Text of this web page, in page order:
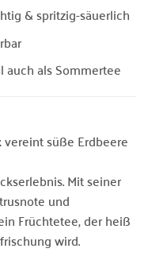
& spritzig-säuerlich
auch als Sommertee
vereint süße Erdbeere
Mit seiner
und
Früchtetee, der heiß
wird.